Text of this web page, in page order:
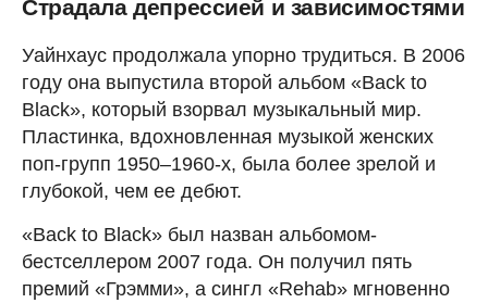
Страдала депрессией и зависимостями
Уайнхаус продолжала упорно трудиться. В 2006
году она выпустила второй альбом «Back to
Black», который взорвал музыкальный мир.
Пластинка, вдохновленная музыкой женских
поп-групп 1950–1960-х, была более зрелой и
глубокой, чем ее дебют.
«Back to Black» был назван альбомом-
бестселлером 2007 года. Он получил пять
премий «Грэмми», а сингл «Rehab» мгновенно